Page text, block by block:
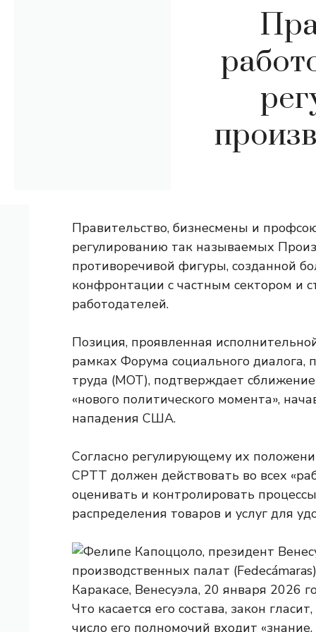
Правительство, бизнесмены и
регулированию так называемых
противоречивой фигуры, созданной
конфронтации с частным сектором и
работодателей.
Позиция, проявленная
рамках Форума социального
труда (МОТ), подтверждает
«нового политического момента»,
нападения США.
Согласно регулирующему их
CPTT должен действовать во всех
оценивать и контролировать
распределения товаров и услуг для
Что касается его состава, закон
число его полномочий входит